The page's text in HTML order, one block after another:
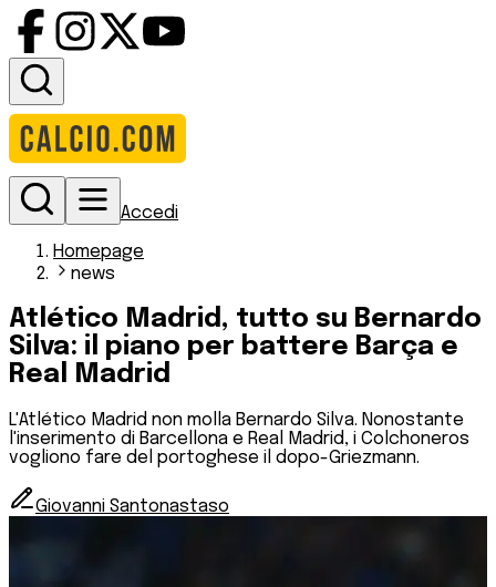
Accedi
Homepage
news
Atlético Madrid, tutto su Bernardo
Silva: il piano per battere Barça e
Real Madrid
L'Atlético Madrid non molla Bernardo Silva. Nonostante
l'inserimento di Barcellona e Real Madrid, i Colchoneros
vogliono fare del portoghese il dopo-Griezmann.
Giovanni Santonastaso